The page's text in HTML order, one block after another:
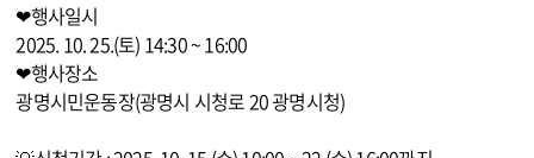
❤행사일시
2025. 10. 25.(토) 14:30 ~ 16:00
❤행사장소
광명시민운동장(광명시 시청로 20 광명시청)